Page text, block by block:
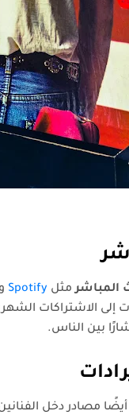
المباشرمثل Spotify و
إلى الاشتراكات
بين الناس.
مصادر دخل